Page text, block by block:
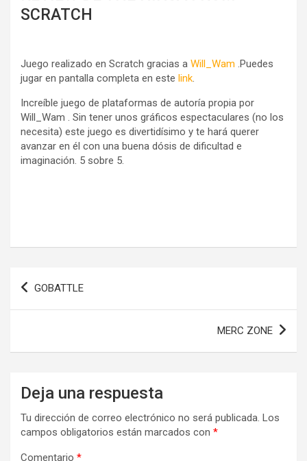
SCRATCH
Juego realizado en Scratch gracias a Will_Wam .Puedes
jugar en pantalla completa en este link.
Increíble juego de plataformas de autoría propia por
Will_Wam . Sin tener unos gráficos espectaculares (no los
necesita) este juego es divertidísimo y te hará querer
avanzar en él con una buena dósis de dificultad e
imaginación. 5 sobre 5.
Navegación
GOBATTLE
MERC ZONE
Deja una respuesta
Tu dirección de correo electrónico no será publicada. Los
campos obligatorios están marcados con *
Comentario *